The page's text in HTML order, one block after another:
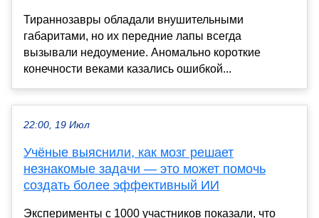
Тираннозавры обладали внушительными
габаритами, но их передние лапы всегда
вызывали недоумение. Аномально короткие
конечности веками казались ошибкой...
22:00, 19 Июл
Учёные выяснили, как мозг решает
незнакомые задачи — это может помочь
создать более эффективный ИИ
Эксперименты с 1000 участников показали, что